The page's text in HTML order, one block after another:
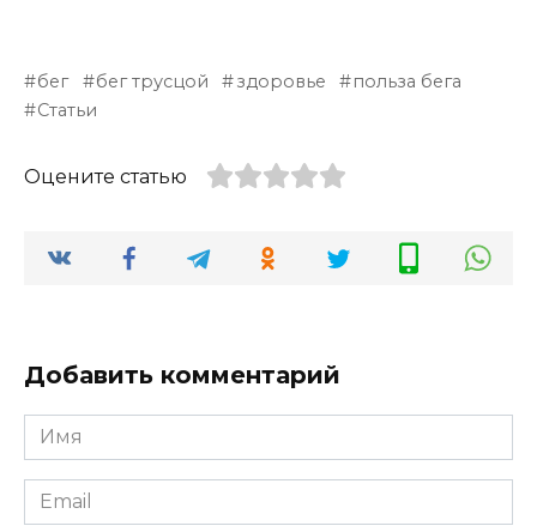
бег бег трусцой здоровье
польза бега
Статьи
Оцените статью
Добавить комментарий
Имя
Email